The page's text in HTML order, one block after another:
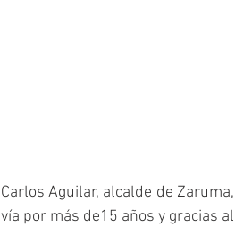
Carlos Aguilar, alcalde de
vía por más de15 años y gracias